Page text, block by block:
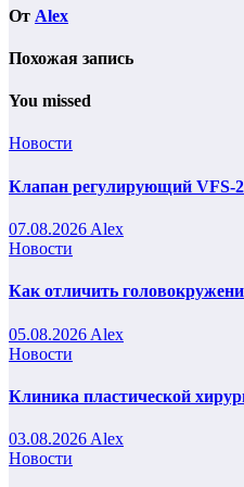
От Alex
Похожая запись
You missed
Новости
Клапан регулирующий VFS-
07.08.2026 Alex
Новости
Как отличить
05.08.2026 Alex
Новости
Клиника пластической
03.08.2026 Alex
Новости